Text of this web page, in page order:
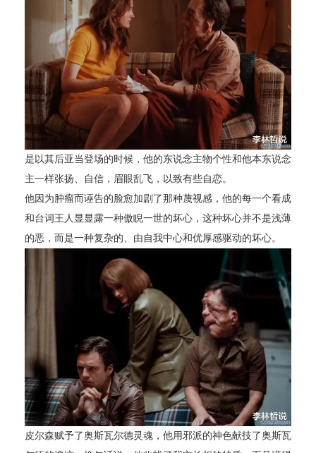
是以其后亚当登场的时候，他的东说念主物个性和他本东说念
主一样张扬、自信，眉眼乱飞，以致有些自恋。
他因为肿瘤而诬告的脸愈加剧了那种蔑视感，他的每一个看成
和台词王人显显露一种傲睨一世的坏心，这种坏心并不是浅薄
的恶，而是一种复杂的、由自我中心和优厚感驱动的坏心。
皮尔森赋予了奥斯瓦尔德灵魂，他用邪派的神色献技了奥斯瓦